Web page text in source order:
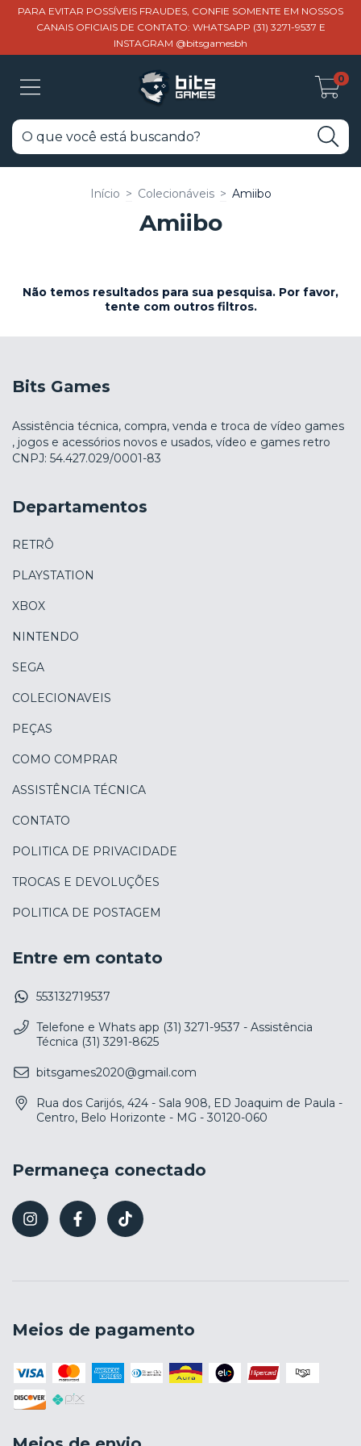
PARA EVITAR POSSÍVEIS FRAUDES, CONFIE SOMENTE EM NOSSOS
CANAIS OFICIAIS DE CONTATO: WHATSAPP (31) 3271-9537 E
INSTAGRAM @bitsgamesbh
0
Início > Colecionáveis > Amiibo
Amiibo
Não temos resultados para sua pesquisa. Por favor,
tente com outros filtros.
Bits Games
Assistência técnica, compra, venda e troca de vídeo games
, jogos e acessórios novos e usados, vídeo e games retro
CNPJ: 54.427.029/0001-83
Departamentos
RETRÔ
PLAYSTATION
XBOX
NINTENDO
SEGA
COLECIONAVEIS
PEÇAS
COMO COMPRAR
ASSISTÊNCIA TÉCNICA
CONTATO
POLITICA DE PRIVACIDADE
TROCAS E DEVOLUÇÕES
POLITICA DE POSTAGEM
Entre em contato
553132719537
Telefone e Whats app (31) 3271-9537 - Assistência
Técnica (31) 3291-8625
bitsgames2020@gmail.com
Rua dos Carijós, 424 - Sala 908, ED Joaquim de Paula -
Centro, Belo Horizonte - MG - 30120-060
Permaneça conectado
Meios de pagamento